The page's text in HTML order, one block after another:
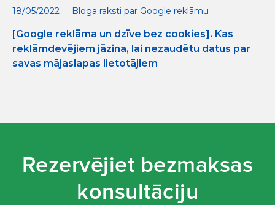
18/05/2022 Bloga raksti par Google reklāmu
[Google reklāma un dzīve bez cookies]. Kas
reklāmdevējiem jāzina, lai nezaudētu datus par
savas mājaslapas lietotājiem
Rezervējiet bezmaksas
konsultāciju